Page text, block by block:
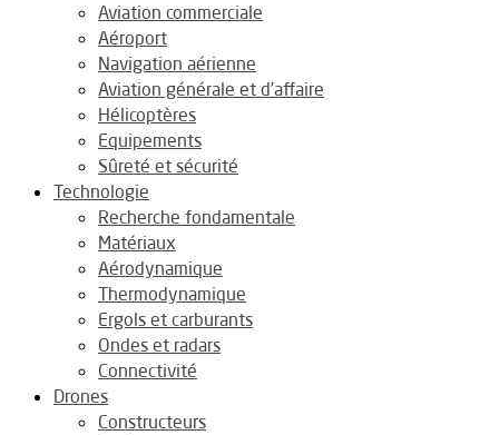
Aviation commerciale
Aéroport
Navigation aérienne
Aviation générale et d’affaire
Hélicoptères
Equipements
Sûreté et sécurité
Technologie
Recherche fondamentale
Matériaux
Aérodynamique
Thermodynamique
Ergols et carburants
Ondes et radars
Connectivité
Drones
Constructeurs